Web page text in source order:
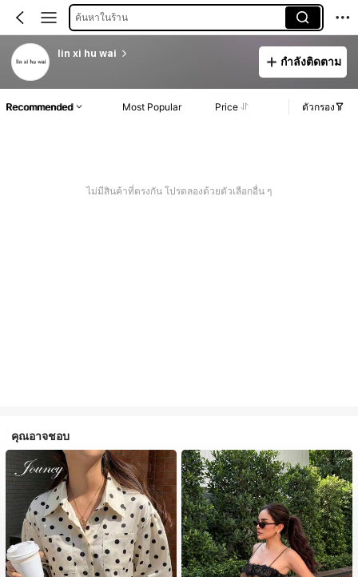
ค้นหาในร้าน
lin xi hu wai
กำลังติดตาม
Recommended Most Popular Price ตัวกรอง
ไม่มีสินค้าที่ตรงกัน โปรดลองด้วยตัวเลือกอื่น ๆ
คุณอาจชอบ